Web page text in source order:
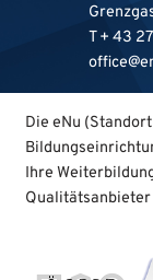
T + 43
Die eNu
Ihre
Qualitätsanbieter